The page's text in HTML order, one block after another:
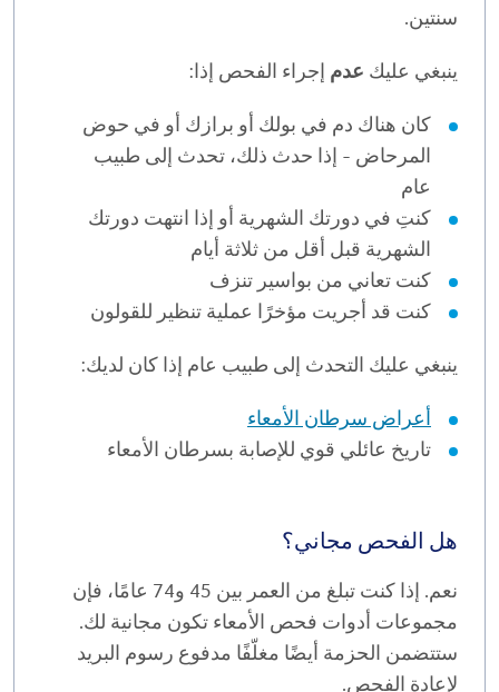
سنتين.
ينبغي عليك عدم إجراء الفحص إذا:
كان هناك دم في بولك أو برازك أو في حوض
المرحاض - إذا حدث ذلك، تحدث إلى طبيب
عام
كنتِ في دورتك الشهرية أو إذا انتهت دورتك
الشهرية قبل أقل من ثلاثة أيام
كنت تعاني من بواسير تنزف
كنت قد أجريت مؤخرًا عملية تنظير للقولون
ينبغي عليك التحدث إلى طبيب عام إذا كان لديك:
أعراض سرطان الأمعاء
تاريخ عائلي قوي للإصابة بسرطان الأمعاء
هل الفحص مجاني؟
نعم. إذا كنت تبلغ من العمر بين 45 و74 عامًا، فإن
مجموعات أدوات فحص الأمعاء تكون مجانية لك.
ستتضمن الحزمة أيضًا مغلّفًا مدفوع رسوم البريد
لإعادة الفحص.